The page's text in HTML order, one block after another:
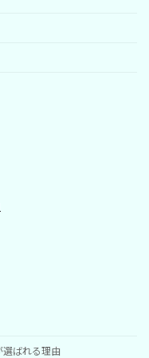
選ばれる理由